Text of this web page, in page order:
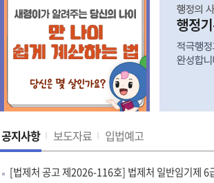
공지사항 보도자료 입법예고